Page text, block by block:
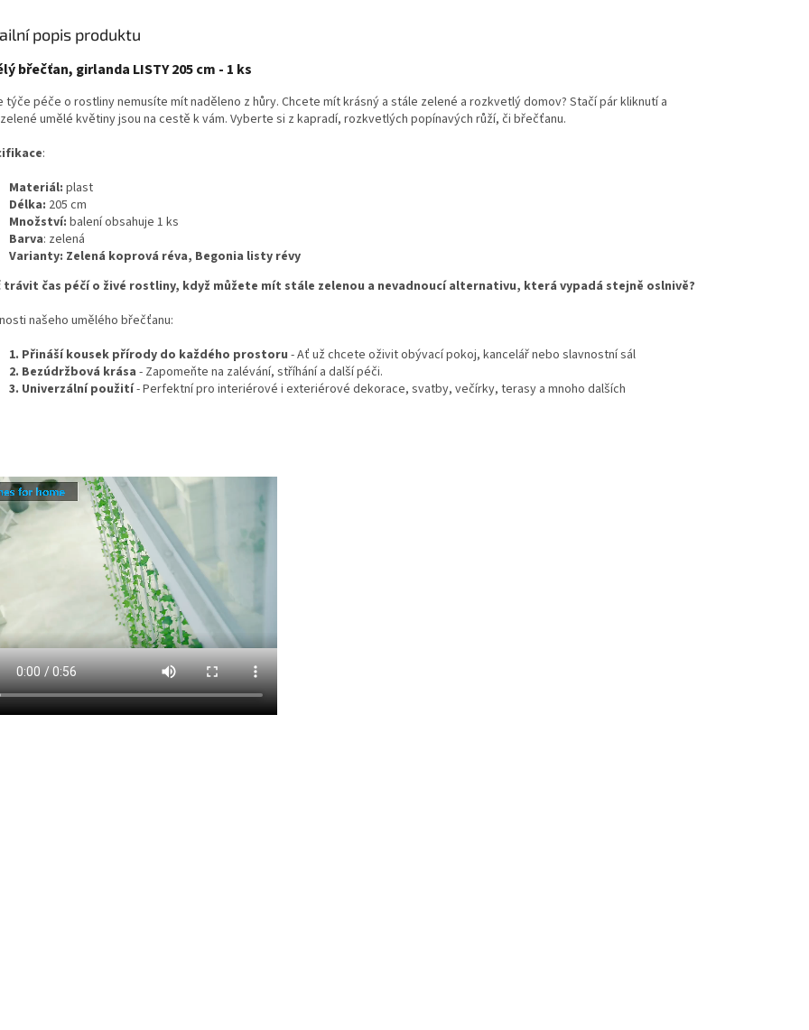
popis produktu
břečťan, girlanda LISTY 205 cm - 1 ks
týče péče o rostliny nemusíte mít naděleno z hůry. Chcete mít krásný a stále zelené a rozkvetlý domov? Stačí pár kliknutí a
umělé květiny jsou na cestě k vám. Vyberte si z kapradí, rozkvetlých popínavých růží, či břečťanu.
:
Materiál: plast
Délka: 205 cm
Množství: balení obsahuje 1 ks
Barva: zelená
Varianty: Zelená koprová réva, Begonia listy révy
trávit čas péčí o živé rostliny, když můžete mít stále zelenou a nevadnoucí alternativu, která vypadá stejně oslnivě?
našeho umělého břečťanu:
1. Přináší kousek přírody do každého prostoru - Ať už chcete oživit obývací pokoj, kancelář nebo slavnostní sál
2. Bezúdržbová krása - Zapomeňte na zalévání, stříhání a další péči.
3. Univerzální použití- Perfektní pro interiérové i exteriérové dekorace, svatby, večírky, terasy a mnoho dalších